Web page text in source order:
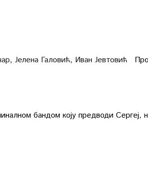
, Јелена Галовић, Иван Јевтовић
бандом коју предводи